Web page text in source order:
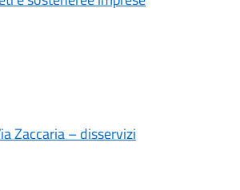
Zaccaria – disservizi